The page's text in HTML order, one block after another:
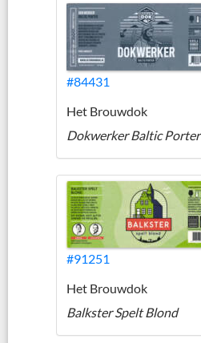
#84431
Het Brouwdok
Dokwerker Baltic Porter
#91251
Het Brouwdok
Balkster Spelt Blond